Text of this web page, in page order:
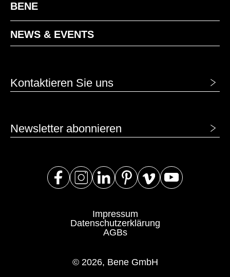
BENE
NEWS & EVENTS
Kontaktieren Sie uns
Newsletter abonnieren
© 2026, Bene GmbH
Impressum
Datenschutzerklärung
AGBs